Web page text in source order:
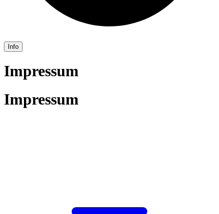
Info
Impressum
Impressum